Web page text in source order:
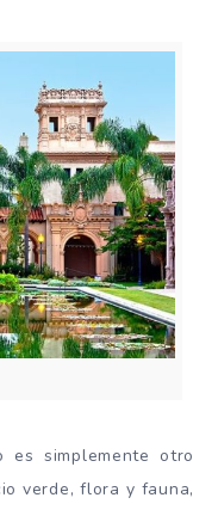
es simplemente otro
verde, flora y fauna,